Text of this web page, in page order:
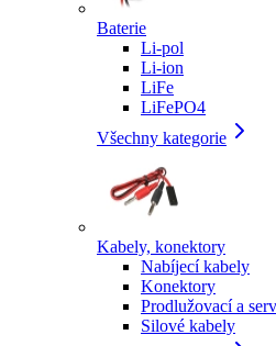
Baterie
Li-pol
Li-ion
LiFe
LiFePO4
Všechny kategorie
Kabely, konektory
Nabíjecí kabely
Konektory
Prodlužovací a
Silové kabely